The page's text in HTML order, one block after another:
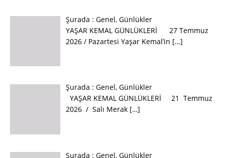
Şurada : Genel, Günlükler
YAŞAR KEMAL GÜNLÜKLERİ 27 Temmuz
2026 / Pazartesi Yaşar Kemal’in […]
Şurada : Genel, Günlükler
YAŞAR KEMAL GÜNLÜKLERİ 21 Temmuz
2026 / Salı Merak […]
Şurada : Genel, Günlükler